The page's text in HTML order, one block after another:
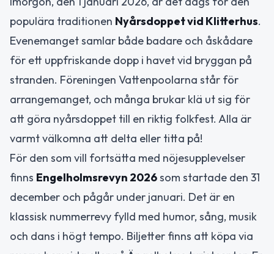
populära traditionen Nyårsdoppet vid Klitterhus.
Evenemanget samlar både badare och åskådare
för ett uppfriskande dopp i havet vid bryggan på
stranden. Föreningen Vattenpoolarna står för
arrangemanget, och många brukar klä ut sig för
att göra nyårsdoppet till en riktig folkfest. Alla är
varmt välkomna att delta eller titta på!
För den som vill fortsätta med nöjesupplevelser
finns Engelholmsrevyn 2026som startade den 31
december och pågår under januari. Det är en
klassisk nummerrevy fylld med humor, sång, musik
och dans i högt tempo. Biljetter finns att köpa via